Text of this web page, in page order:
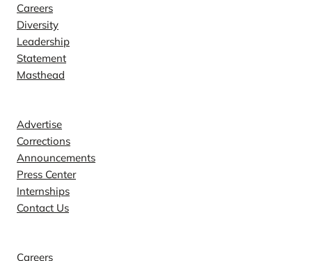
Careers
Diversity
Leadership
Statement
Masthead
Advertise
Corrections
Announcements
Press Center
Internships
Contact Us
Careers